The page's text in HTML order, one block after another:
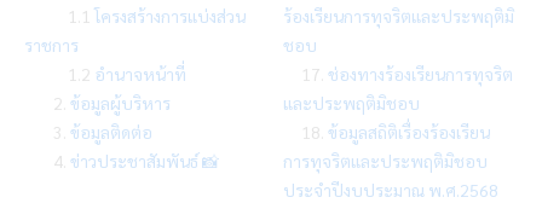
1.1 โครงสร้างการแบ่งส่วน
ราชการ
1.2 อำนาจหน้าที่
2. ข้อมูลผู้บริหาร
3. ข้อมูลติดต่อ
4. ข่าวประชาสัมพันธ์ 📸
ร้องเรียนการทุจริตและประพฤติมิ
ชอบ
17. ช่องทางร้องเรียนการทุจริต
และประพฤติมิชอบ
18. ข้อมูลสถิติเรื่องร้องเรียน
การทุจริตและประพฤติมิชอบ
ประจำปีงบประมาณ พ.ศ.2568